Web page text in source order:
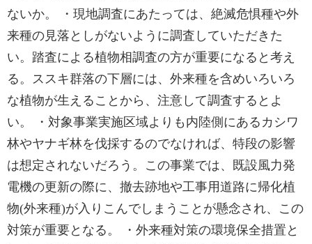
ないか。 ・現地調査にあたっては、絶滅危惧種や外
来種の見落としがないように調査していただきた
い。踏査による植物相調査の方が重要になると考え
る。ススキ群落の下層には、外来種を含めいろいろ
な植物が生えることから、注意して調査するとよ
い。 ・対象事業実施区域よりも内陸側にあるカシワ
林やヤナギ林を伐採するのでなければ、特段の影響
は想定されないだろう。この事業では、既設風力発
電機の更新の際に、撤去跡地や工事用道路に帰化植
物(外来種)が入りこんでしまうことが懸念され、この
対策が重要となる。 ・外来種対策の環境保全措置と